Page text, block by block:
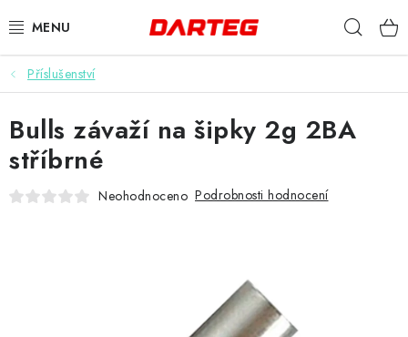
na
ŠIPKY
TERČE
DOPLŇKY K TERČI
Příslušenství
Bulls závaží na šipky 2g 2BA
stříbrné
Neohodnoceno Podrobnosti hodnocení